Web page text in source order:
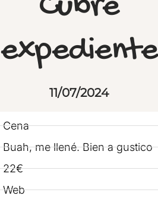
expediente
11/07/2024
Cena
Buah, me llené. Bien a gustico
22€
Web